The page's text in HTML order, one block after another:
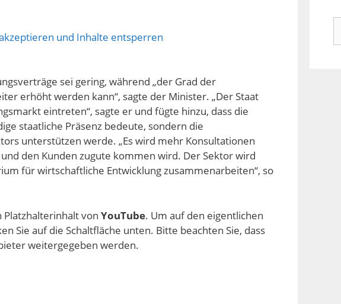
und Inhalte entsperren
sei gering, während „der Grad der
erhöht werden kann“, sagte der Minister. „Der Staat
eintreten“, sagte er und fügte hinzu, dass die
staatliche Präsenz bedeute, sondern die
unterstützen werde. „Es wird mehr Konsultationen
den Kunden zugute kommen wird. Der Sektor wird
für wirtschaftliche Entwicklung zusammenarbeiten“, so
Platzhalterinhalt von YouTube. Um auf den eigentlichen
Sie auf die Schaltfläche unten. Bitte beachten Sie, dass
weitergegeben werden.